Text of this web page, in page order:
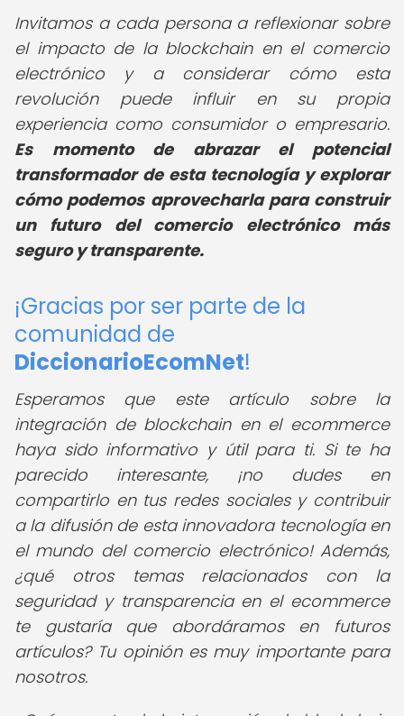
Invitamos a cada persona a reflexionar sobre
el impacto de la blockchain en el comercio
electrónico y a considerar cómo esta
revolución puede influir en su propia
experiencia como consumidor o empresario.
Es momento de abrazar el potencial
transformador de esta tecnología y explorar
cómo podemos aprovecharla para construir
un futuro del comercio electrónico más
seguro y transparente.
¡Gracias por ser parte de la
comunidad de
DiccionarioEcomNet!
Esperamos que este artículo sobre la
integración de blockchain en el ecommerce
haya sido informativo y útil para ti. Si te ha
parecido interesante, ¡no dudes en
compartirlo en tus redes sociales y contribuir
a la difusión de esta innovadora tecnología en
el mundo del comercio electrónico! Además,
¿qué otros temas relacionados con la
seguridad y transparencia en el ecommerce
te gustaría que abordáramos en futuros
artículos? Tu opinión es muy importante para
nosotros.